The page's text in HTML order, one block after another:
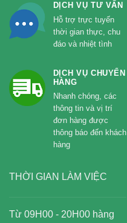
DỊCH VỤ TƯ VẤN
Hỗ trợ trực tuyến
thời gian thực, chu
đáo và nhiệt tình
DỊCH VỤ CHUYỂN
HÀNG
Nhanh chóng, các
thông tin và vị trí
đơn hàng được
thông báo đến khách
hàng
THỜI GIAN LÀM VIỆC
Từ 09H00 - 20H00 hàng